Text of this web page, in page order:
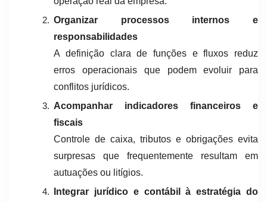
Organizar processos internos e
responsabilidades
A definição clara de funções e fluxos reduz
erros operacionais que podem evoluir para
conflitos jurídicos.
Acompanhar indicadores financeiros e
fiscais
Controle de caixa, tributos e obrigações evita
surpresas que frequentemente resultam em
autuações ou litígios.
Integrar jurídico e contábil à estratégia do